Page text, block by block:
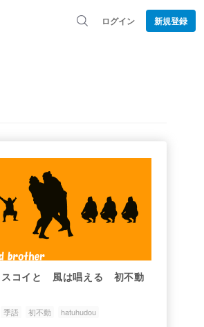
ログイン 新規登録
スコイと 風は唱える 初不動
季語 初不動 hatuhudou